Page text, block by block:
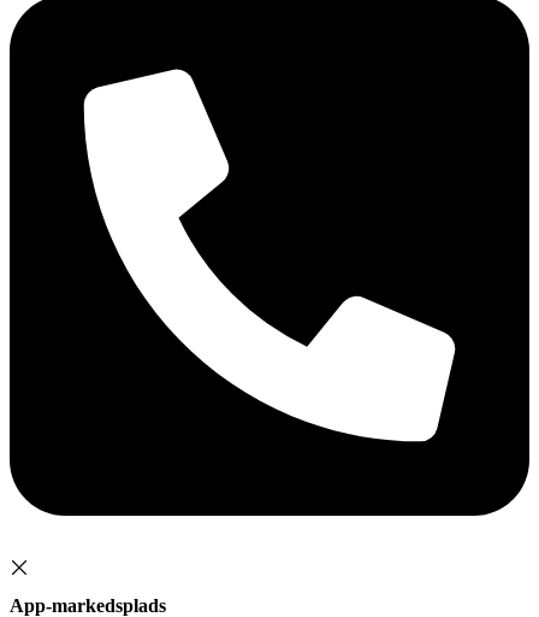
App-markedsplads